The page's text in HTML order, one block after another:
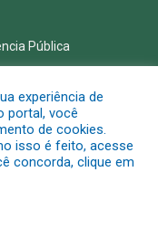
Pública
de Salvaterra
experiência de
portal, você
de cookies.
isso é feito, acesse
concorda, clique em